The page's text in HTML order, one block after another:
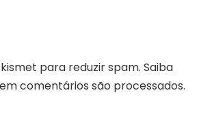
para reduzir spam. Saiba
comentários são processados.